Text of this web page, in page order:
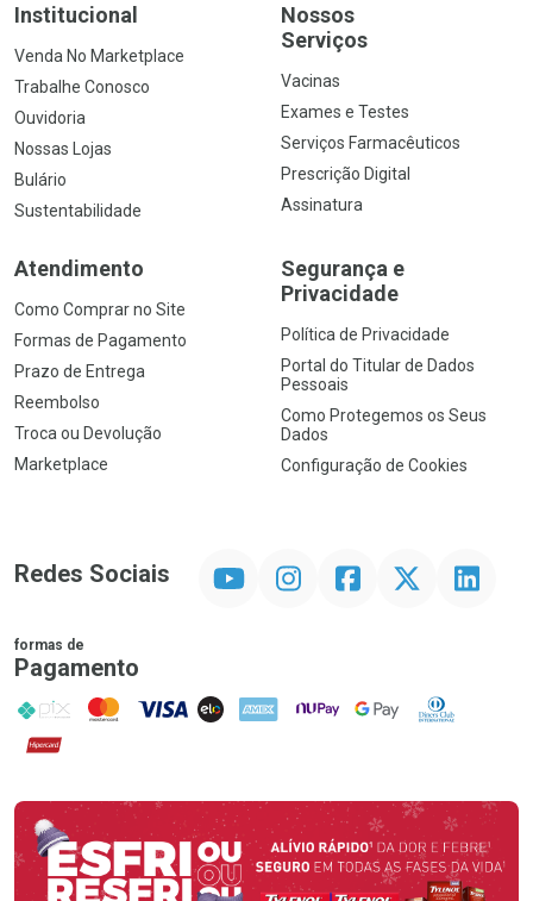
Institucional
Venda No Marketplace
Trabalhe Conosco
Ouvidoria
Nossas Lojas
Bulário
Sustentabilidade
Nossos
Serviços
Vacinas
Exames e Testes
Serviços Farmacêuticos
Prescrição Digital
Assinatura
Atendimento
Como Comprar no Site
Formas de Pagamento
Prazo de Entrega
Reembolso
Troca ou Devolução
Marketplace
Segurança e
Privacidade
Política de Privacidade
Portal do Titular de Dados
Pessoais
Como Protegemos os Seus
Dados
Configuração de Cookies
Redes Sociais InstagramFacebook Linkedin
formas de
Pagamento
PIX MasterCard
VISA ELO AMEX NuPay Google PayDiners Club
Hipercard
Promoção em Destaque